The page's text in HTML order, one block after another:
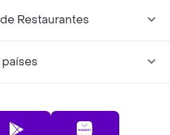
Restaurantes